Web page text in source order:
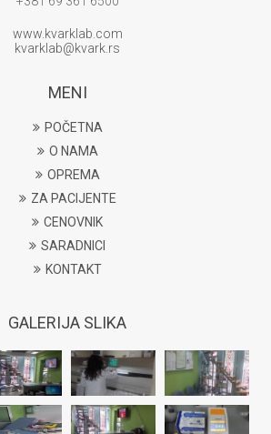
www.kvarklab.com
kvarklab@kvark.rs
MENI
POČETNA
O NAMA
OPREMA
ZA PACIJENTE
CENOVNIK
SARADNICI
KONTAKT
GALERIJA SLIKA